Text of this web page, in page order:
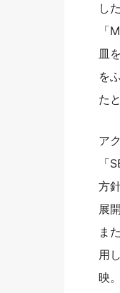
した
「
皿
を
た
ア
「
方
展
ま
用
映